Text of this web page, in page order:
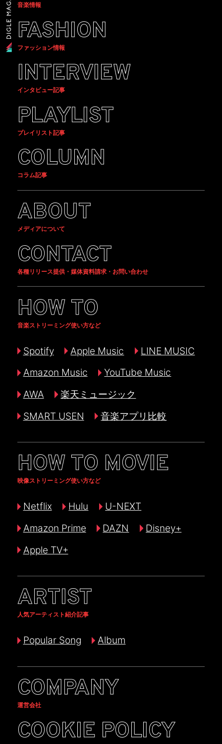
音楽情報
FASHION
ファッション情報
INTERVIEW
インタビュー記事
PLAYLIST
プレイリスト記事
COLUMN
コラム記事
ABOUT
メディアについて
CONTACT
各種リリース提供・媒体資料請求・お問い合わせ
HOW TO
音楽ストリーミング使い方など
Spotify Apple Music
LINE MUSIC
Amazon Music
YouTube Music
AWA
楽天ミュージック
SMART USEN
音楽アプリ比較
HOW TO MOVIE
映像ストリーミング使い方など
Netflix Hulu
U-NEXT
Amazon Prime
DAZN
Disney+
Apple TV+
ARTIST
人気アーティスト紹介記事
Popular Song Album
COMPANY
運営会社
COOKIE POLICY